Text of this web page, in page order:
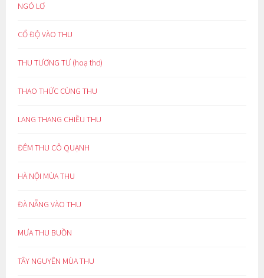
NGÓ LƠ
CỔ ĐỘ VÀO THU
THU TƯƠNG TƯ (hoạ thơ)
THAO THỨC CÙNG THU
LANG THANG CHIỀU THU
ĐÊM THU CÔ QUẠNH
HÀ NỘI MÙA THU
ĐÀ NẴNG VÀO THU
MƯA THU BUỒN
TÂY NGUYÊN MÙA THU